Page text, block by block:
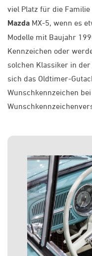
viel Platz für die
Mazda MX-5, wenn es
Modelle mit Baujahr
Kennzeichen oder
solchen Klassiker in der
sich das Oldtimer-
Wunschkennzeichen